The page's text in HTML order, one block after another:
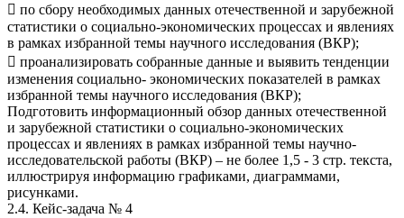
 по сбору необходимых данных отечественной и зарубежной
статистики о социально-экономических процессах и явлениях
в рамках избранной темы научного исследования (ВКР);
 проанализировать собранные данные и выявить тенденции
изменения социально- экономических показателей в рамках
избранной темы научного исследования (ВКР);
Подготовить информационный обзор данных отечественной
и зарубежной статистики о социально-экономических
процессах и явлениях в рамках избранной темы научно-
исследовательской работы (ВКР) – не более 1,5 - 3 стр. текста,
иллюстрируя информацию графиками, диаграммами,
рисунками.
2.4. Кейс-задача № 4